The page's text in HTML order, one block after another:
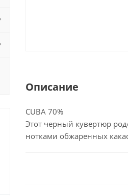
Описание
CUBA 70%
Этот черный кувертюр
нотками обжаренных